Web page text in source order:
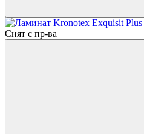
Снят с пр-ва